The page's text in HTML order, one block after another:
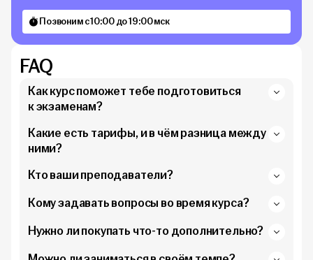
Позвоним с 10:00 до 19:00 мск
FAQ
Как курс поможет тебе подготовиться
к экзаменам?
Какие есть тарифы, и в чём разница между
ними?
Кто ваши преподаватели?
Кому задавать вопросы во время курса?
Нужно ли покупать что-то дополнительно?